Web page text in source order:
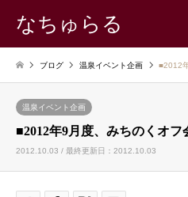
なちゅらる
ブログ 温泉イベント企画 ■2012
温泉イベント企画
■2012年9月度、みちのくオフ
2012.10.03 / 最終更新日：2012.10.03